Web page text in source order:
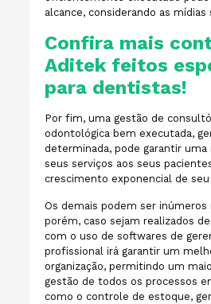
alcance, considerando as mídias
Confira mais
Aditek feitos
para dentistas!
Por fim, uma gestão de
odontológica bem executada,
determinada, pode garantir
seus serviços aos seus
crescimento exponencial de seu
Os demais podem ser inúmeros
porém, caso sejam realizados
com o uso de softwares de
profissional irá garantir um
organização, permitindo um
gestão de todos os processos
como o controle de estoque,